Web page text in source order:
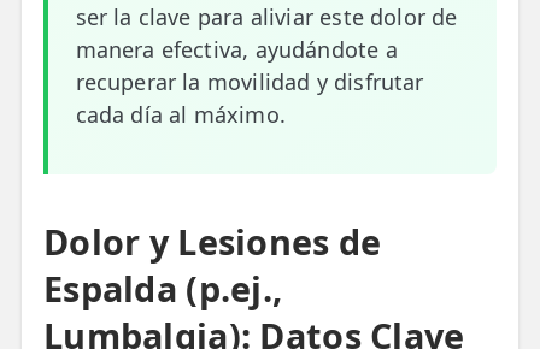
ESPECIALIDADES
🩻 Fisioterapia Traumatológica
😧 Fisioterapia ATM
💆 Masajes Madrid
🏅 Fisioterapia Deportiva
ser la clave para aliviar este dolor de
manera efectiva, ayudándote a
recuperar la movilidad y disfrutar
cada día al máximo.
Dolor y Lesiones de
Espalda (p.ej.,
Lumbalgia): Datos Clave